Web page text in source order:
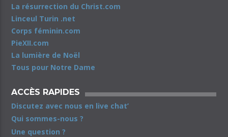
La résurrection du Christ.com
Linceul Turin .net
Corps féminin.com
PieXII.com
La lumière de Noël
Tous pour Notre Dame
ACCÈS RAPIDES
Discutez avec nous en live chat’
Qui sommes-nous ?
Une question ?